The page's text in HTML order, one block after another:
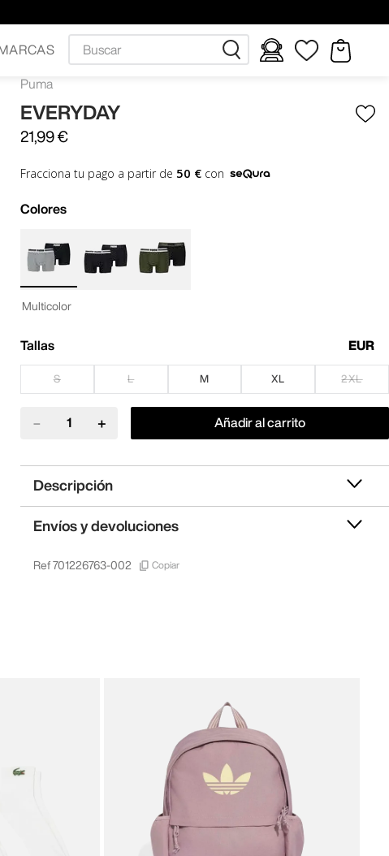
Puma
EVERYDAY
21 99 €
Fracciona tu pago a partir de 50 €con
Colores
Multicolor
Tallas EUR
S L M XL 2XL
＋
－ Añadir al carrito
Descripción
Envíos y devoluciones
Ref 701226763-002 Copiar